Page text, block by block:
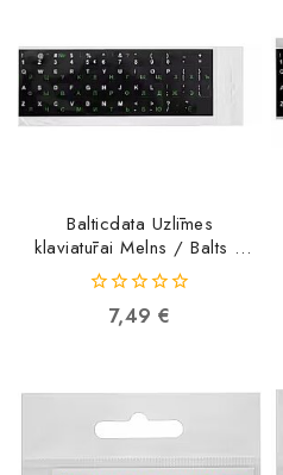
Balticdata Uzlīmes
klaviatūrai Melns / Balts /
Zaļi RUS Laminētas BLISTER
4751044231306
4751044231306
out7,49 €